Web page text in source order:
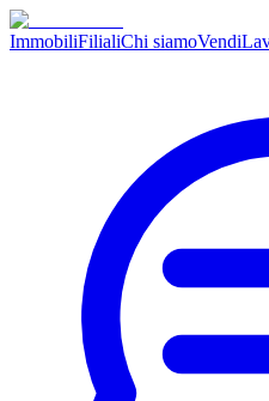
ImmobiliFilialiChi siamoVendi